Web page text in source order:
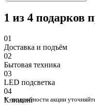
1 из 4 подарков
01
Доставка и подъём
02
Бытовая техника
03
⁠LED подсветка
04
Клининг
* - подробности акции